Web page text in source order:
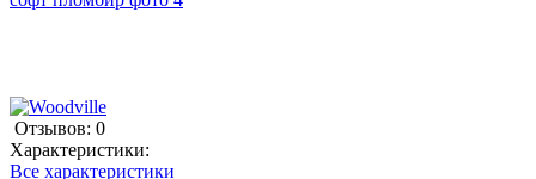
Отзывов: 0
Характеристики:
Все характеристики